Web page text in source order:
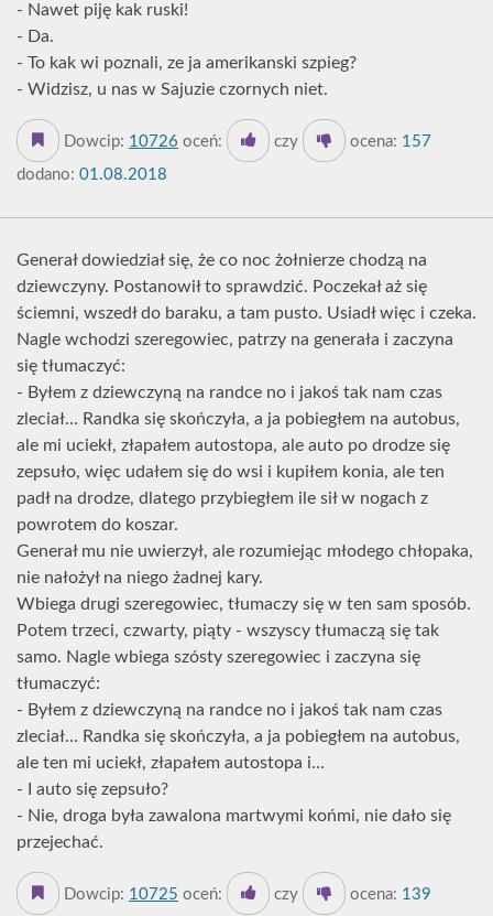
- Nawet piję kak ruski!
- Da.
- To kak wi poznali, ze ja amerikanski szpieg?
- Widzisz, u nas w Sajuzie czornych niet.
Dowcip: 10726 oceń: czy ocena: 157
dodano: 01.08.2018
Generał dowiedział się, że co noc żołnierze chodzą na
dziewczyny. Postanowił to sprawdzić. Poczekał aż się
ściemni, wszedł do baraku, a tam pusto. Usiadł więc i czeka.
Nagle wchodzi szeregowiec, patrzy na generała i zaczyna
się tłumaczyć:
- Byłem z dziewczyną na randce no i jakoś tak nam czas
zleciał... Randka się skończyła, a ja pobiegłem na autobus,
ale mi uciekł, złapałem autostopa, ale auto po drodze się
zepsuło, więc udałem się do wsi i kupiłem konia, ale ten
padł na drodze, dlatego przybiegłem ile sił w nogach z
powrotem do koszar.
Generał mu nie uwierzył, ale rozumiejąc młodego chłopaka,
nie nałożył na niego żadnej kary.
Wbiega drugi szeregowiec, tłumaczy się w ten sam sposób.
Potem trzeci, czwarty, piąty - wszyscy tłumaczą się tak
samo. Nagle wbiega szósty szeregowiec i zaczyna się
tłumaczyć:
- Byłem z dziewczyną na randce no i jakoś tak nam czas
zleciał... Randka się skończyła, a ja pobiegłem na autobus,
ale ten mi uciekł, złapałem autostopa i...
- I auto się zepsuło?
- Nie, droga była zawalona martwymi końmi, nie dało się
przejechać.
Dowcip: 10725 oceń: czy ocena: 139